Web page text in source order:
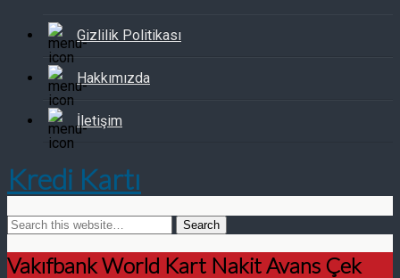
Gizlilik Politikası
Hakkımızda
İletişim
Kredi Kartı
Vakıfbank World Kart Nakit Avans Çek